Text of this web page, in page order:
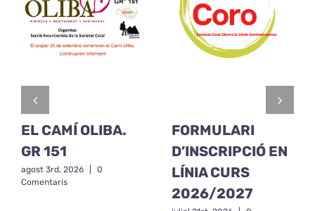
EL CAMÍ OLIBA.
GR 151
agost 3rd, 2026
0
Comentaris
FORMULARI
D’INSCRIPCIÓ EN
LÍNIA CURS
2026/2027